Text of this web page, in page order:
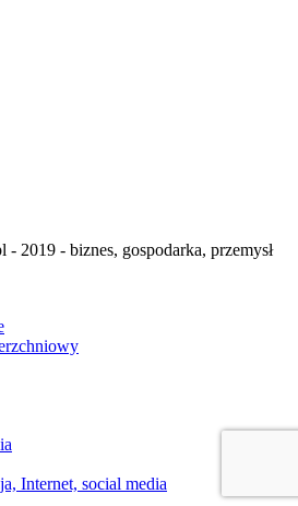
2019 - biznes, gospodarka, przemysł
Internet, social media